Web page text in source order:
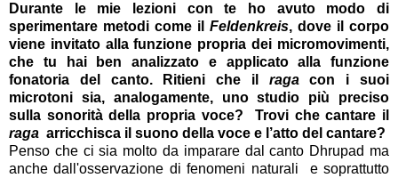
Durante le mie lezioni con te ho avuto modo di
sperimentare metodi come il Feldenkreis, dove il corpo
viene invitato alla funzione propria dei micromovimenti,
che tu hai ben analizzato e applicato alla funzione
fonatoria del canto. Ritieni che il ragacon i suoi
microtoni sia, analogamente, uno studio più preciso
sulla sonorità della propria voce? Trovi che cantare il
raga arricchisca il suono della voce e l’atto del cantare?
Penso che ci sia molto da imparare dal canto Dhrupad ma
anche dall'osservazione di fenomeni naturali e soprattutto